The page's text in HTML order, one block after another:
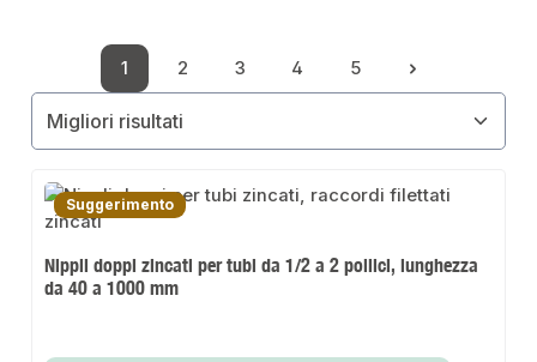
Pagina
1
Pagina
2
Pagina
3
Pagina
4
Pagina
5
Suggerimento
Nippli doppi zincati per tubi da 1/2 a 2 pollici, lunghezza
da 40 a 1000 mm